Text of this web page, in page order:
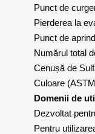
Punct
Pierderea
Punct
Numărul
Cenușă
Culoare
Domenii de
Dezvoltat
Pentru